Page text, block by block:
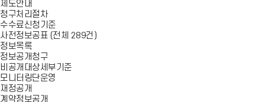
메
뉴
닫
기
제도안내
청구처리절차
수수료신청기준
사전정보공표 (전체 289건)
정보목록
정보공개청구
비공개대상세부기준
모니터링단운영
재정공개
계약정보공개